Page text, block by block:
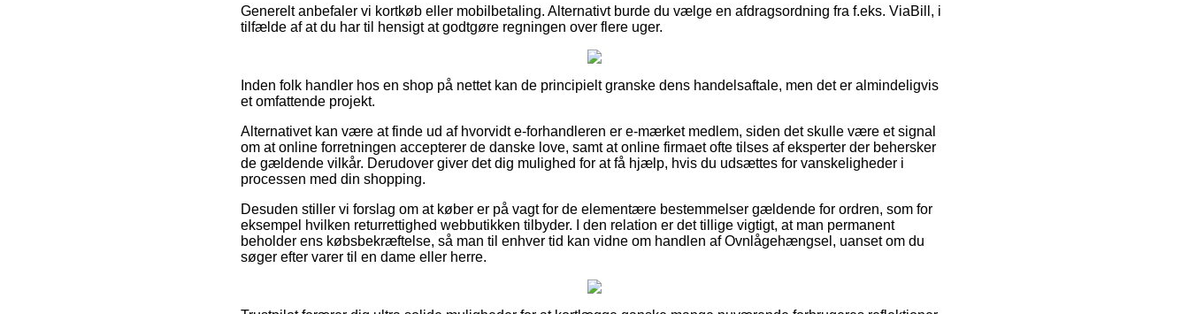
Generelt anbefaler vi kortkøb eller mobilbetaling. Alternativt burde du vælge en afdragsordning fra f.eks. ViaBill, i
tilfælde af at du har til hensigt at godtgøre regningen over flere uger.
Inden folk handler hos en shop på nettet kan de principielt granske dens handelsaftale, men det er almindeligvis
et omfattende projekt.
Alternativet kan være at finde ud af hvorvidt e-forhandleren er e-mærket medlem, siden det skulle være et signal
om at online forretningen accepterer de danske love, samt at online firmaet ofte tilses af eksperter der behersker
de gældende vilkår. Derudover giver det dig mulighed for at få hjælp, hvis du udsættes for vanskeligheder i
processen med din shopping.
Desuden stiller vi forslag om at køber er på vagt for de elementære bestemmelser gældende for ordren, som for
eksempel hvilken returrettighed webbutikken tilbyder. I den relation er det tillige vigtigt, at man permanent
beholder ens købsbekræftelse, så man til enhver tid kan vidne om handlen af Ovnlågehængsel, uanset om du
søger efter varer til en dame eller herre.